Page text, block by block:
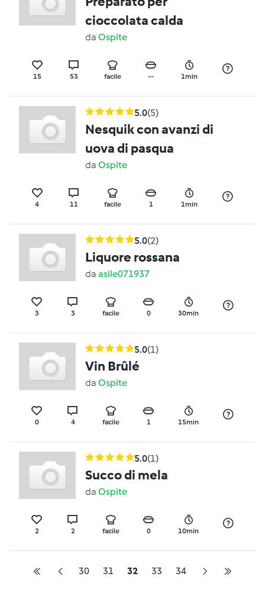
cioccolata calda
da Ospite
15 53 facile -- 1min
5.0(5)
Nesquik con avanzi di
uova di pasqua
da Ospite
4 11 facile 1 1min
5.0(2)
Liquore rossana
da asile071937
3 3 facile 0 30min
5.0(1)
Vin Brûlé
da Ospite
0 4 facile 1 15min
5.0(1)
Succo di mela
da Ospite
2 2 facile 0 10min
30 31 32 33 34